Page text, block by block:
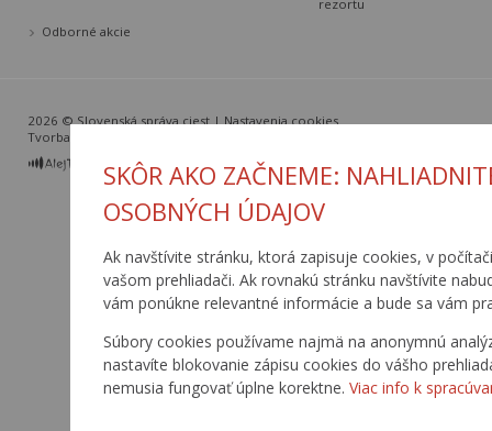
SKÔR AKO ZAČNEME:
OSOBNÝCH ÚDAJOV
Ak navštívite stránku, ktorá zapisuje cookies, v
vašom prehliadači. Ak rovnakú stránku navštívite
vám ponúkne relevantné informácie a bude sa vám
Súbory cookies používame najmä na anonymnú
nastavíte blokovanie zápisu cookies do vášho
nemusia fungovať úplne korektne. Viac info k
rezortu
Odborné akcie
2026 © Slovenská správa ciest |Nastavenia cookies
Tvorba web stránok